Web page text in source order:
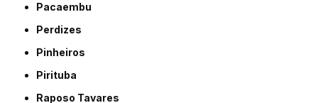
Pacaembu
Perdizes
Pinheiros
Pirituba
Raposo Tavares